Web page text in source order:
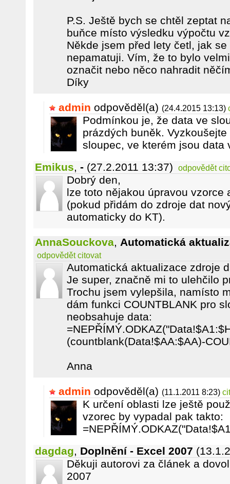
P.S. Ještě bych se chtěl zeptat
buňce místo výsledku výpočtu
Někde jsem před lety četl, jak
nepamatuji. Vím, že to bylo
označit nebo něco nahradit
Díky
admin odpověděl(a) (24.4.2015 13:13)
Podmínkou je, že data ve
prázdých buněk.
sloupec, ve kterém jsou data
Emikus, - (27.2.2011 13:37) odpovědět
Dobrý den,
lze toto nějakou úpravou vzorce
(pokud přidám do zdroje dat
automaticky do KT).
AnnaSouckova, Automatická
odpovědět citovat
Automatická aktualizace zdroje
Je super, značně mi to ulehčilo
Trochu jsem vylepšila, namísto
dám funkci COUNTBLANK pro
neobsahuje data:
(countblank(Data!$AA:$AA)-
Anna
admin odpověděl(a) (11.1.2011 8:23)
K určení oblasti lze ještě
vzorec by vypadal pak takto:
dagdag, Doplnění - Excel 2007
Děkuji autorovi za článek a
2007